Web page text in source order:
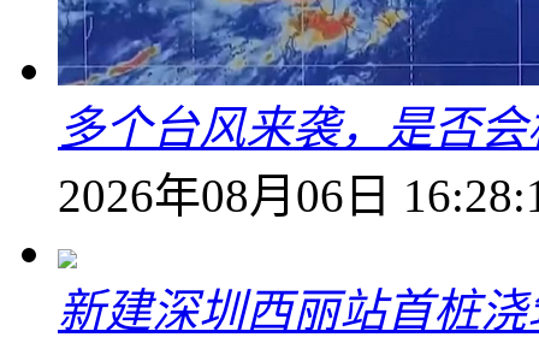
多个台风来袭，是否
2026年08月06日
新建深圳西丽站首桩